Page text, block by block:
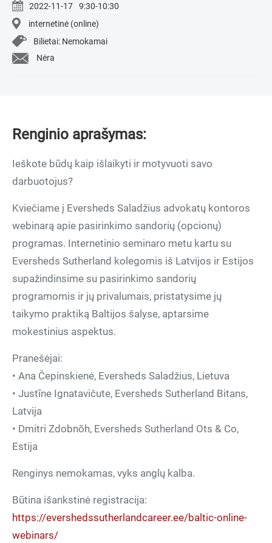
2022-11-17
9:30-10:30
internetinė (online)
Bilietai: Nemokamai
Nėra
Renginio aprašymas:
Ieškote būdų kaip išlaikyti ir motyvuoti savo
darbuotojus?
Kviečiame į Eversheds Saladžius advokatų kontoros
webinarą apie pasirinkimo sandorių (opcionų)
programas. Internetinio seminaro metu kartu su
Eversheds Sutherland kolegomis iš Latvijos ir Estijos
supažindinsime su pasirinkimo sandorių
programomis ir jų privalumais, pristatysime jų
taikymo praktiką Baltijos šalyse, aptarsime
mokestinius aspektus.
Pranešėjai:
• Ana Čepinskienė, Eversheds Saladžius, Lietuva
• Justīne Ignatavičute, Eversheds Sutherland Bitans,
Latvija
• Dmitri Zdobnõh, Eversheds Sutherland Ots & Co,
Estija
Renginys nemokamas, vyks anglų kalba.
Būtina išankstinė registracija:
https://evershedssutherlandcareer.ee/baltic-online-
webinars/